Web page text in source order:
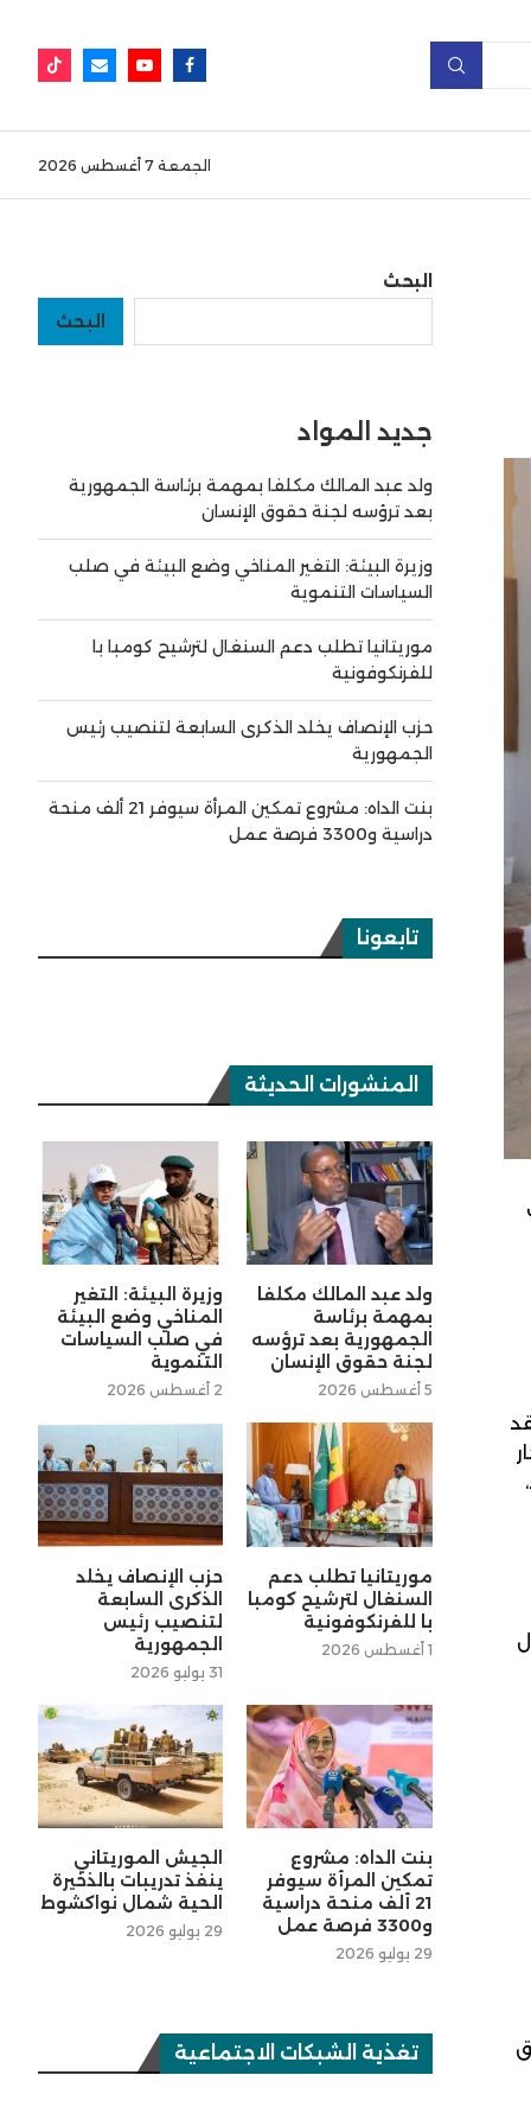
الجمعة 7 أغسطس 2026
وتفقد
البحث
البحث
جديد المواد
ولد عبد المالك مكلفا بمهمة برئاسة الجمهورية
بعد ترؤسه لجنة حقوق الإنسان
وزيرة البيئة: التغير المناخي وضع البيئة في صلب
السياسات التنموية
موريتانيا تطلب دعم السنغال لترشيح كومبا با
للفرنكوفونية
حزب الإنصاف يخلد الذكرى السابعة لتنصيب رئيس
الجمهورية
بنت الداه: مشروع تمكين المرأة سيوفر 21 ألف منحة
دراسية و3300 فرصة عمل
تابعونا
المنشورات الحديثة
ولد عبد المالك مكلفا
بمهمة برئاسة
الجمهورية بعد ترؤسه
لجنة حقوق الإنسان
5 أغسطس 2026
وزيرة البيئة: التغير
المناخي وضع البيئة
في صلب السياسات
التنموية
2 أغسطس 2026
موريتانيا تطلب دعم
السنغال لترشيح كومبا
با للفرنكوفونية
1 أغسطس 2026
حزب الإنصاف يخلد
الذكرى السابعة
لتنصيب رئيس
الجمهورية
31 يوليو 2026
بنت الداه: مشروع
تمكين المرأة سيوفر
21 ألف منحة دراسية
و3300 فرصة عمل
29 يوليو 2026
الجيش الموريتاني
ينفذ تدريبات بالذخيرة
الحية شمال نواكشوط
29 يوليو 2026
تغذية الشبكات الاجتماعية